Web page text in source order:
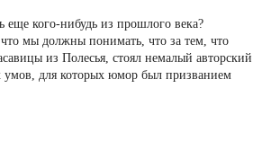
кого-нибудь из прошлого века?
что мы должны понимать, что за тем, что
из Полесья, стоял немалый авторский
умов, для которых юмор был призванием